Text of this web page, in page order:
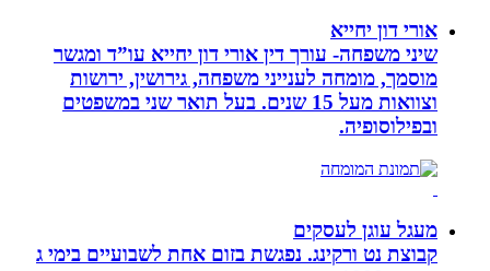
אורי דון יחייא
שיני משפחה- עורך דין אורי דון יחייא עו”ד ומגשר
מוסמך, מומחה לענייני משפחה, גירושין, ירושות
וצוואות מעל 15 שנים. בעל תואר שני במשפטים
ובפילוסופיה.
מעגל עוגן לעסקים
קבוצת נט ורקינג. נפגשת בזום אחת לשבועיים בימי ג